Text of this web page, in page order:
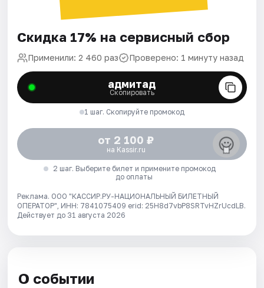
Скидка 17% на сервисный сбор
Применили: 2 460 раз Проверено: 1 минуту назад
адмитад
Скопировать
1 шаг. Скопируйте промокод
от 2 100 ₽
на Kassir.ru
2 шаг. Выберите билет и примените промокод
до оплаты
Реклама. ООО "КАССИР.РУ-НАЦИОНАЛЬНЫЙ БИЛЕТНЫЙ
ОПЕРАТОР", ИНН: 7841075409 erid: 25H8d7vbP8SRTvHZrUcdLB.
Действует до 31 августа 2026
О событии